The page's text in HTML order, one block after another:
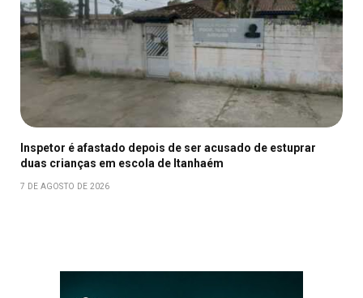
Inspetor é afastado depois de ser acusado de estuprar
duas crianças em escola de Itanhaém
7 DE AGOSTO DE 2026